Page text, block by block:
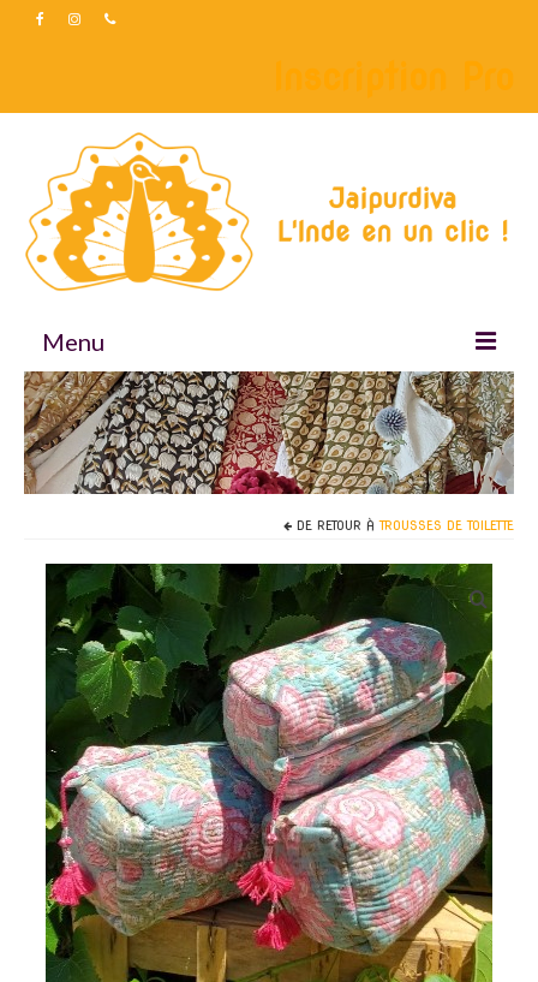
Inscription Pro
Menu
Accueil
Boutique
Etoles, foulards, paréos, carrés
Pièces uniques
Textile maison
Vêtements
Tous nos imprimés
Présentation Marie-Lise Corda
Blog
Contact
DE RETOUR ÀTROUSSES DE TOILETTE